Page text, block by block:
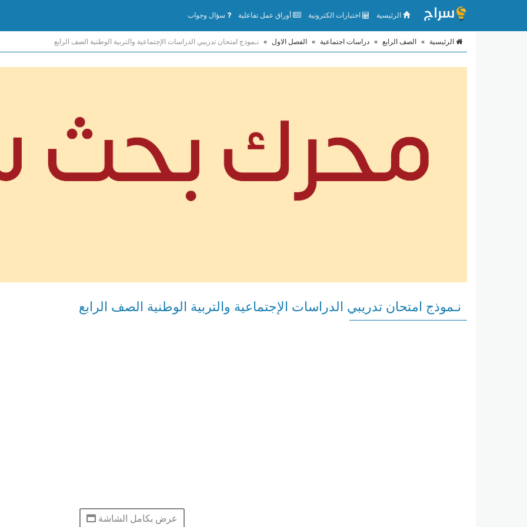
الرئيسية اختبارات الكترونية أوراق عمل تفاعلية سؤال وجواب
الرئيسية » الصف الرابع » دراسات اجتماعية » الفصل الاول » نـموذج امتحان تدريبي الدراسات الإجتماعية والتربية الوطنية الصف الرابع
نـموذج امتحان تدريبي الدراسات الإجتماعية والتربية الوطنية الصف الرابع
عرض بكامل الشاشة